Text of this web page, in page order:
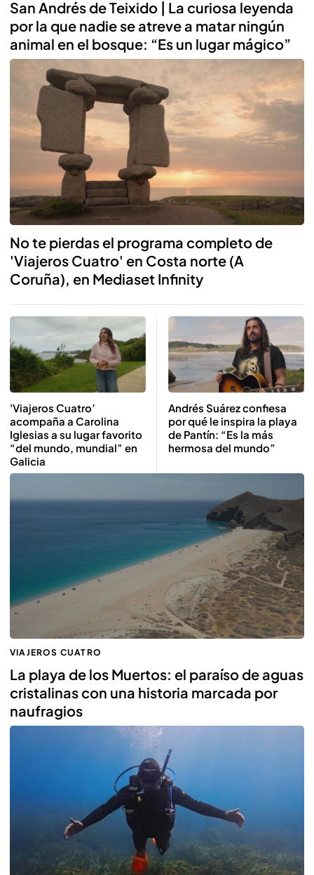
San Andrés de Teixido | La curiosa leyenda
por la que nadie se atreve a matar ningún
animal en el bosque: “Es un lugar mágico”
No te pierdas el programa completo de
'Viajeros Cuatro' en Costa norte (A
Coruña), en Mediaset Infinity
'Viajeros Cuatro’
acompaña a Carolina
Iglesias a su lugar favorito
“del mundo, mundial” en
Galicia
Andrés Suárez confiesa
por qué le inspira la playa
de Pantín: “Es la más
hermosa del mundo”
VIAJEROS CUATRO
La playa de los Muertos: el paraíso de aguas
cristalinas con una historia marcada por
naufragios